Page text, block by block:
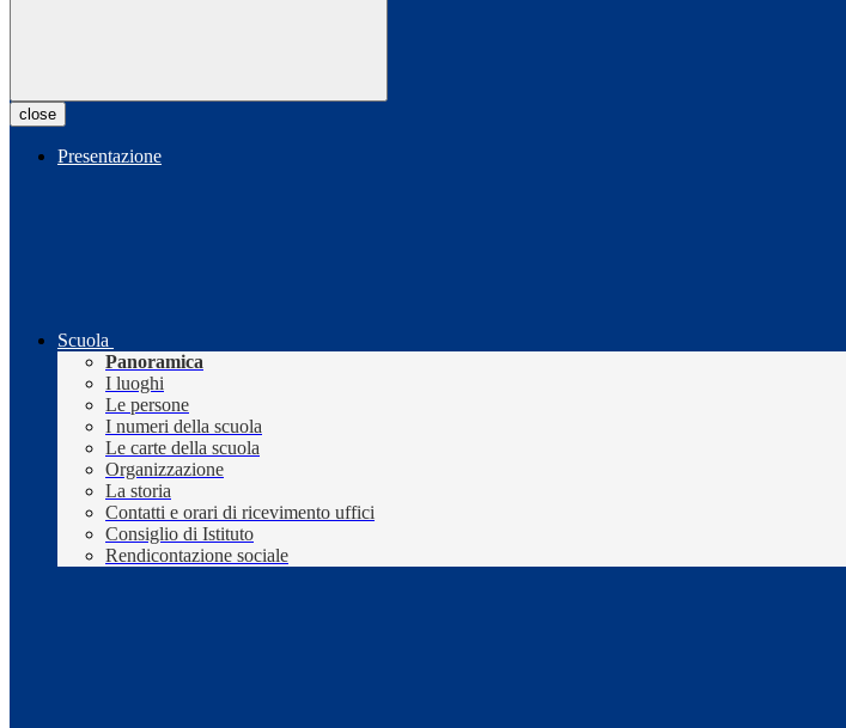
close
Presentazione
Scuola
Panoramica
I luoghi
Le persone
I numeri della scuola
Le carte della scuola
Organizzazione
La storia
Contatti e orari di ricevimento uffici
Consiglio di Istituto
Rendicontazione sociale